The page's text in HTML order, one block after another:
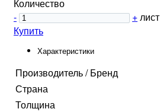
Количество
-
+лист
Купить
Характеристики
Производитель / Бренд
Страна
Толщина